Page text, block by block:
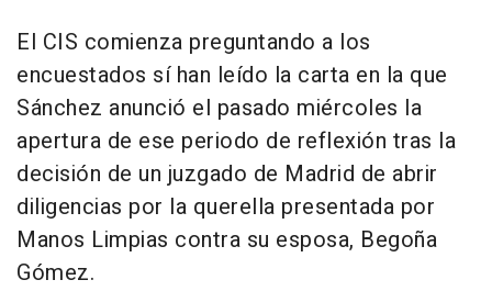
El CIS comienza preguntando a los
encuestados sí han leído la carta en la que
Sánchez anunció el pasado miércoles la
apertura de ese periodo de reflexión tras la
decisión de un juzgado de Madrid de abrir
diligencias por la querella presentada por
Manos Limpias contra su esposa, Begoña
Gómez.